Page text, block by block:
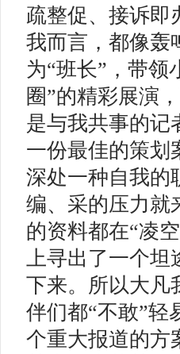
疏整促、接诉
我而言，都像轰
为“班长”，带领
圈”的精彩展演
是与我共事的记
一份最佳的策划
深处一种自我的
编、采的压力就
的资料都在“凌
上寻出了一个坦
下来。所以大凡
伴们都“不敢”轻
个重大报道的方